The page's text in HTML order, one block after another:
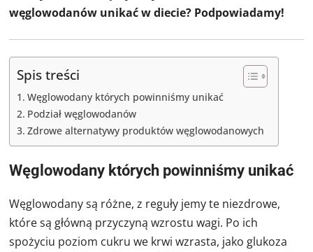
węglowodanów unikać w diecie? Podpowiadamy!
Spis treści
Węglowodany których powinniśmy unikać
Podział węglowodanów
Zdrowe alternatywy produktów węglowodanowych
Węglowodany których powinniśmy unikać
Węglowodany są różne, z reguły jemy te niezdrowe,
które są główną przyczyną wzrostu wagi. Po ich
spożyciu poziom cukru we krwi wzrasta, jako glukoza